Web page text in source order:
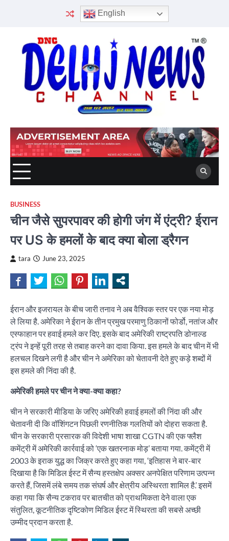
English
BUSINESS
चीन जैसे सुपरपावर की होगी जंग में एंट्री? ईरान
पर US के हमलों के बाद क्या बोला ड्रैगन
tara June 23, 2025
ईरान और इजरायल के बीच जारी तनाव ने अब वैश्विक स्तर पर एक नया मोड़
ले लिया है. अमेरिका ने ईरान के तीन प्रमुख परमाणु ठिकानों फोर्डो, नतांज और
एस्फाहान पर हवाई हमले कर दिए. इसके बाद अमेरिकी राष्ट्रपति डोनाल्ड
ट्रंप ने इन्हें पूरी तरह से तबाह करने का दावा किया. इस हमले के बाद चीन में भी
हलचल दिखने लगी है और चीन ने अमेरिका को चेतावनी देते हुए कड़े शब्दों में
इस हमले की निंदा की है.
अमेरिकी हमले पर चीन ने क्या-क्या कहा?
चीन ने सरकारी मीडिया के जरिए अमेरिकी हवाई हमलों की निंदा की और
चेतावनी दी कि वॉशिंगटन पिछली रणनीतिक गलतियों को दोहरा सकता है.
चीन के सरकारी प्रसारक की विदेशी भाषा शाखा CGTN की एक फ्लैश
कमेंट्री में अमेरिकी कार्रवाई को ‘एक खतरनाक मोड़’ बताया गया. कमेंट्री में
2003 के इराक युद्ध का जिक्र करते हुए कहा गया, ‘इतिहास ने बार-बार
दिखाया है कि मिडिल ईस्ट में सैन्य हस्तक्षेप अक्सर अनपेक्षित परिणाम उत्पन्न
करते हैं, जिसमें लंबे समय तक संघर्ष और क्षेत्रीय अस्थिरता शामिल है.’ इसमें
कहा गया कि सैन्य टकराव पर बातचीत को प्राथमिकता देने वाला एक
संतुलित, कूटनीतिक दृष्टिकोण मिडिल ईस्ट में स्थिरता की सबसे अच्छी
उम्मीद प्रदान करता है.